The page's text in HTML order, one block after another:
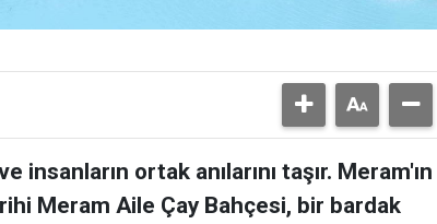
insanların ortak anılarını taşır. Meram'ın
Meram Aile Çay Bahçesi, bir bardak